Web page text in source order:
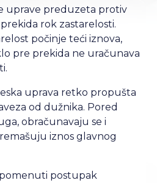
uprave preduzeta protiv
rok zastarelosti.
počinje teći iznova,
pre prekida ne uračunava
uprava retko propušta
od dužnika. Pored
obračunavaju se i
iznos glavnog
postupak